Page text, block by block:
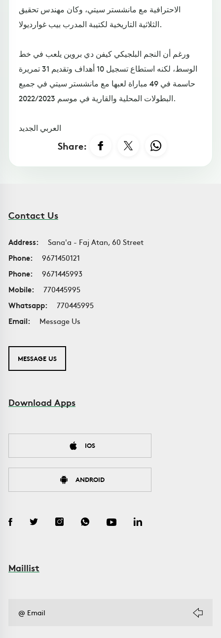
الاحترافية مع مانشستر سيتي، وكان مهندس تحقيق
الثلاثية التاريخية لكتيبة المدرب بيب غوارديولا.
ورغم أن النجم البلجيكي كيفن دي بروين يلعب في خط
الوسط، لكنه استطاع تسجيل 10 أهداف وتقديم 31 تمريرة
حاسمة في 49 مباراة لعبها مع مانشستر سيتي في جميع
البطولات المحلية والقارية في موسم 2022/2023.
العربي الجديد
Share:
Contact Us
Address:
Sana'a - Faj Atan, 60 Street
Phone:
9671450121
Phone:
9671445993
Mobile:
770445995
Whatsapp:
770445995
Email:
Message Us
MESSAGE US
Download Apps
IOS
ANDROID
Maillist